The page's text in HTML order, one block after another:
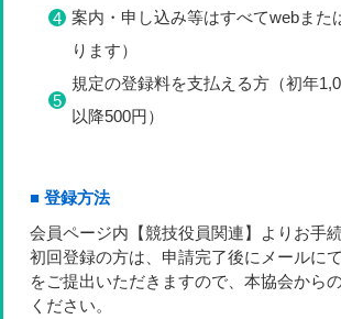
案内・申し込み等はすべてwebまた
ります）
規定の登録料を支払える方（初年
以降500円）
■ 登録方法
会員ページ内【競技役員関連】よりお手
初回登録の方は、申請完了後にメールに
をご提出いただきますので、本協会から
ください。